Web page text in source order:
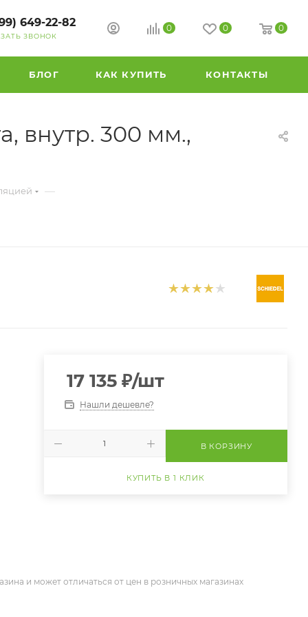
649-22-82
ЗВОНОК
0 0 0
БЛОГ КАК КУПИТЬ КОНТАКТЫ
внутр. 300 мм.,
—
17 135₽/шт
Нашли дешевле?
В КОРЗИНУ
КУПИТЬ В 1 КЛИК
и может отличаться от цен в розничных магазинах